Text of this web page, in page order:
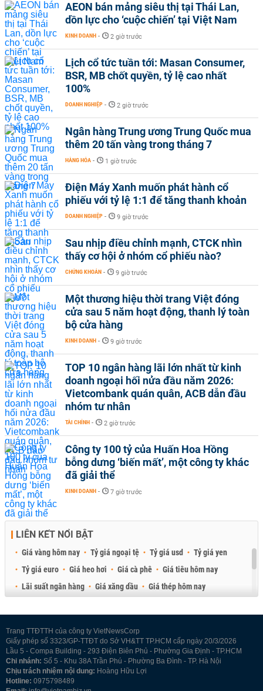
AEON bán mảng siêu thị tại Thái Lan,
dồn lực cho ‘cuộc chiến’ tại Việt Nam
KINH DOANH - 2 giờ trước
Lịch cổ tức tuần tới: Masan Consumer,
BSR, MB chốt quyền, tỷ lệ cao nhất
100%
DOANH NGHIỆP - 2 giờ trước
Ngân hàng Trung ương Trung Quốc mua
thêm 20 tấn vàng trong tháng 7
HÀNG HÓA - 1 giờ trước
Điện Máy Xanh muốn phát hành cổ
phiếu với tỷ lệ 1:1 để tăng thanh khoản
DOANH NGHIỆP - 9 giờ trước
Sau nhịp điều chỉnh mạnh, CTCK nhìn
thấy cơ hội ở nhóm cổ phiếu nào?
CHỨNG KHOÁN - 9 giờ trước
Một thương hiệu thời trang Việt đóng
cửa sau 5 năm hoạt động, thanh lý toàn
bộ cửa hàng
KINH DOANH - 9 giờ trước
TOP 10 ngân hàng lãi lớn nhất từ kinh
doanh ngoại hối nửa đầu năm 2026:
Vietcombank quán quân, ACB dẫn đầu
nhóm tư nhân
TÀI CHÍNH - 2 giờ trước
Công ty 100 tỷ của Huấn Hoa Hồng
bỗng dưng ‘biến mất’, một công ty khác
đã giải thể
KINH DOANH - 7 giờ trước
LIÊN KẾT NỔI BẬT
Giá vàng hôm nay Tỷ giá ngoại tệ Tỷ giá usd
Tỷ giá yen
Tỷ giá euro
Giá heo hơi Giá cà phê
Giá tiêu hôm nay
Lãi suất ngân hàng
Giá xăng dầu
Giá thép hôm nay
Trang TTĐTTH của công ty VietNewsCorp
Giấy phép số 3323/GP-TTĐT do Sở VH&TT TP.HCM cấp ngày 20/3/2026
Lầu 5 - Compa Building - 293 Điện Biên Phủ - Phường Gia Định - TP.HCM
Chi nhánh: Số 5 - Khu 38A Trần Phú - Phường Ba Đình - TP. Hà Nội
Chịu trách nhiệm nội dung: Hoàng Hữu Lợi
Hotline: 0975798489